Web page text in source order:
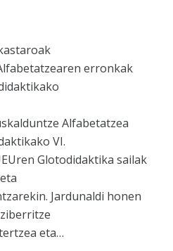
erronkak
Alfabetatzea
VI.
Glotodidaktika sailak
Jardunaldi honen
eta…